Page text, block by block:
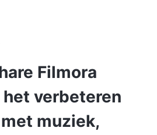
Filmora
verbeteren
muziek,